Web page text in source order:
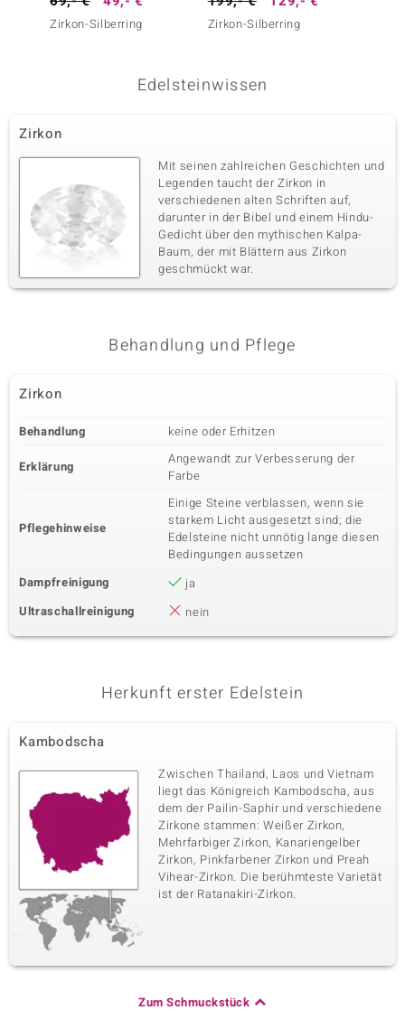
Zirkon-Silberring Zirkon-Silberring
Edelsteinwissen
Zirkon
Mit seinen zahlreichen Geschichten und
Legenden taucht der Zirkon in
verschiedenen alten Schriften auf,
darunter in der Bibel und einem Hindu-
Gedicht über den mythischen Kalpa-
Baum, der mit Blättern aus Zirkon
geschmückt war.
Behandlung und Pflege
Zirkon
Behandlung keine oder Erhitzen
Erklärung
Angewandt zur Verbesserung der
Farbe
Pflegehinweise
Einige Steine verblassen, wenn sie
starkem Licht ausgesetzt sind; die
Edelsteine nicht unnötig lange diesen
Bedingungen aussetzen
Dampfreinigung
ja
Ultraschallreinigung
nein
Herkunft erster Edelstein
Kambodscha
Zwischen Thailand, Laos und Vietnam
liegt das Königreich Kambodscha, aus
dem der Pailin-Saphir und verschiedene
Zirkone stammen: Weißer Zirkon,
Mehrfarbiger Zirkon, Kanariengelber
Zirkon, Pinkfarbener Zirkon und Preah
Vihear-Zirkon. Die berühmteste Varietät
ist der Ratanakiri-Zirkon.
Zum Schmuckstück